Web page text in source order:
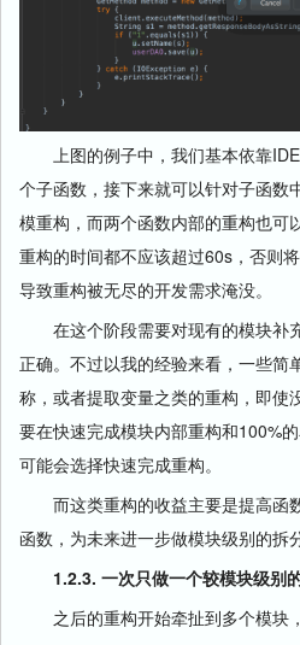
上图的例子中，我们基本依靠IDE
个子函数，接下来就可以针对子函数
模重构，而两个函数内部的重构也可
重构的时间都不应该超过60s，否则
导致重构被无尽的开发需求淹没。
在这个阶段需要对现有的模块补
正确。不过以我的经验来看，一些简
称，或者提取变量之类的重构，即使
要在快速完成模块内部重构和100%
可能会选择快速完成重构。
而这类重构的收益主要是提高函
函数，为未来进一步做模块级别的拆
1.2.3. 一次只做一个较模块级别
之后的重构开始牵扯到多个模块